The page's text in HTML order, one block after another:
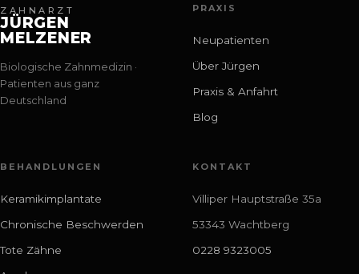
ZAHNARZT
JÜRGEN
MELZENER
Biologische Zahnmedizin ·
Patienten aus ganz
Deutschland
PRAXIS
Neupatienten
Über Jürgen
Praxis & Anfahrt
Blog
BEHANDLUNGEN
Keramikimplantate
Chronische Beschwerden
Tote Zähne
KONTAKT
Villiper Hauptstraße 35a
53343 Wachtberg
0228 9323005